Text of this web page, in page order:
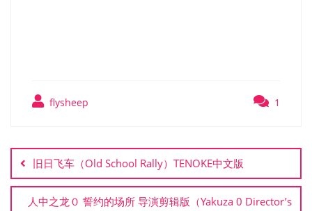
flysheep 1
章
导
航
旧日飞车（Old School Rally）TENOKE中文版
人中之龙０ 誓约的场所 导演剪辑版（Yakuza 0 Director’s